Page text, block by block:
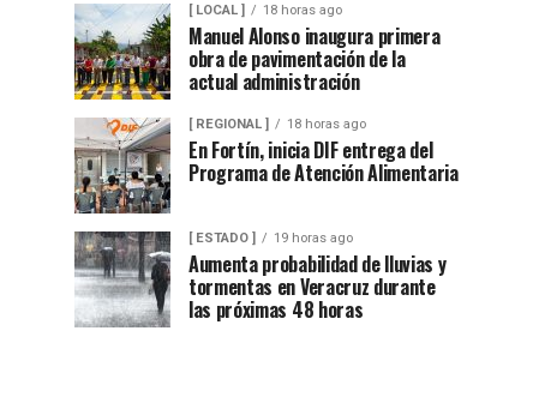
[ LOCAL ] 18 horas ago
Manuel Alonso inaugura primera
obra de pavimentación de la
actual administración
[ REGIONAL ] 18 horas ago
En Fortín, inicia DIF entrega del
Programa de Atención Alimentaria
[ ESTADO ] 19 horas ago
Aumenta probabilidad de lluvias y
tormentas en Veracruz durante
las próximas 48 horas